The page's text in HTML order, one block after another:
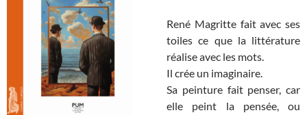
René Magritte fait avec ses
toiles ce que la littérature
réalise avec les mots.
Il crée un imaginaire.
Sa peinture fait penser, car
elle peint la pensée, ou